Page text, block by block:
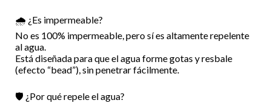
🌧️ ¿Es impermeable?
No es 100% impermeable, pero sí es altamente repelente
al agua.
Está diseñada para que el agua forme gotas y resbale
(efecto “bead”), sin penetrar fácilmente.
🛡️ ¿Por qué repele el agua?